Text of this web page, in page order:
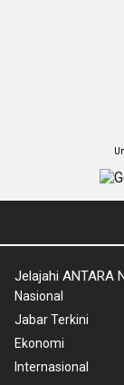
Jelajahi ANTARA
Nasional
Jabar Terkini
Ekonomi
Internasional